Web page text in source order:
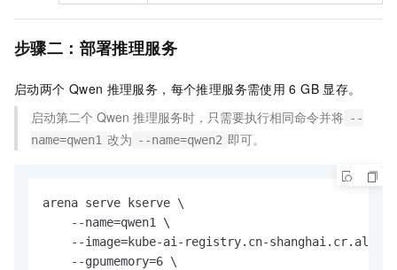
步骤二：部署推理服务
启动两个 Qwen 推理服务，每个推理服务需使用 6 GB 显存。
启动第二个 Qwen 推理服务时，只需要执行相同命令并将 --
name=qwen1 改为 --name=qwen2 即可。
arena serve kserve \
    --name=qwen1 \
--image=kube-ai-registry.cn-
    --gpumemory=6 \